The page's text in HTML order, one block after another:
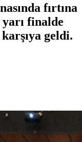
fırtına
finalde
geldi.